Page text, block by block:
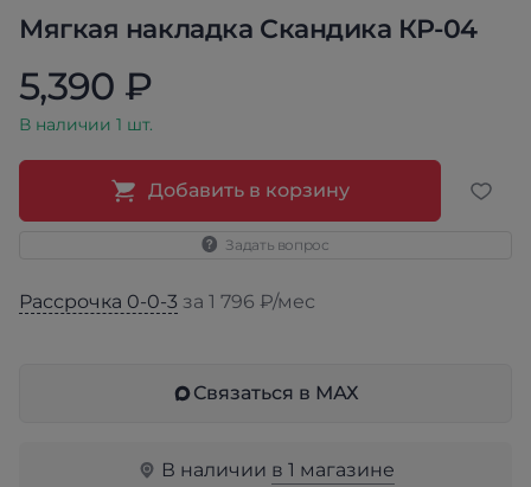
Мягкая накладка Скандика КР-04
5,390 ₽
В наличии 1 шт.
Добавить в корзину
Задать вопрос
Рассрочка 0-0-3 за 1 796 ₽/мес
Связаться в МАХ
В наличии в 1 магазине